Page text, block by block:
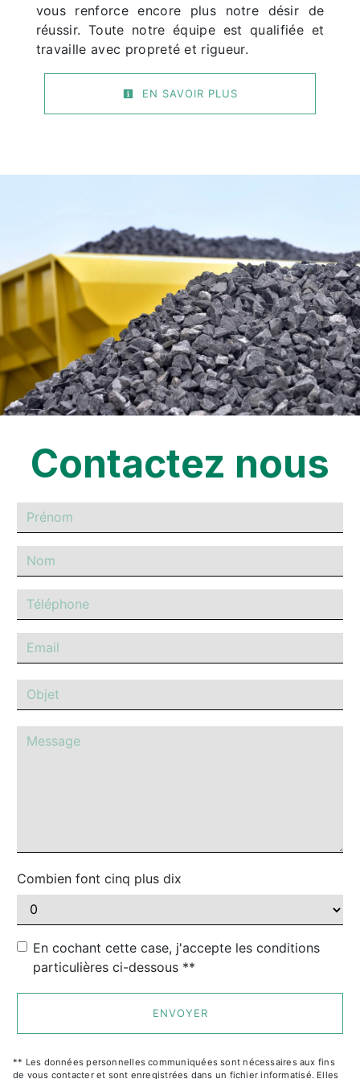
vous renforce encore plus notre désir de
réussir. Toute notre équipe est qualifiée et
travaille avec propreté et rigueur.
EN SAVOIR PLUS
Contactez nous
Combien font cinq plus dix
En cochant cette case, j'accepte les conditions
particulières ci-dessous **
ENVOYER
** Les données personnelles communiquées sont nécessaires aux fins
de vous contacter et sont enregistrées dans un fichier informatisé. Elles